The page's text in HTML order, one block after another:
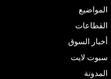
المواضيع
القطاعات
أخبار السوق
سبوت لايت
المدونة